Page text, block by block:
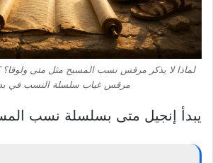
لماذا لا يذكر مرقس نسب المسيح مثل متى
مرقس غياب سلسلة النسب في
يبدأ إنجيل متى بسلسلة نسب